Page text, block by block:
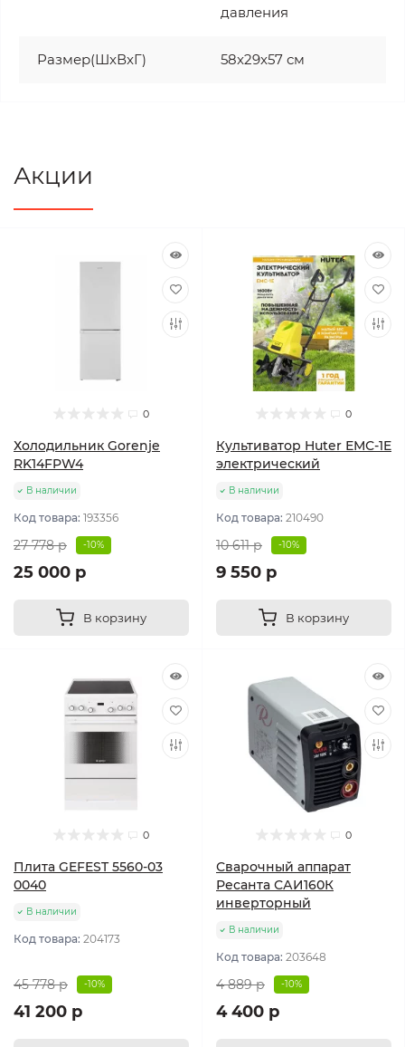
давления
Размер(ШxВxГ) 58x29x57 см
Акции
0
Холодильник Gorenje
RK14FPW4
В наличии
Код товара: 193356
27 778 р -10%
25 000 р
В корзину
0
Культиватор Huter ЕМС-1E
электрический
В наличии
Код товара: 210490
10 611 р -10%
9 550 р
В корзину
0
Плита GEFEST 5560-03
0040
В наличии
Код товара: 204173
45 778 р -10%
41 200 р
0
Сварочный аппарат
Ресанта САИ160К
инверторный
В наличии
Код товара: 203648
4 889 р -10%
4 400 р